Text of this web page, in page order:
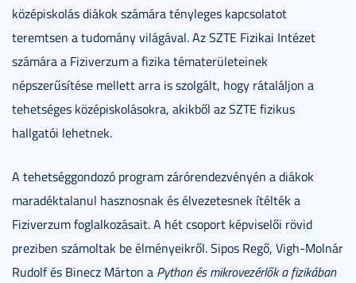
középiskolás diákok számára tényleges kapcsolatot
teremtsen a tudomány világával. Az SZTE Fizikai Intézet
számára a Fiziverzum a fizika tématerületeinek
népszerűsítése mellett arra is szolgált, hogy rátaláljon a
tehetséges középiskolásokra, akikből az SZTE fizikus
hallgatói lehetnek.
A tehetséggondozó program zárórendezvényén a diákok
maradéktalanul hasznosnak és élvezetesnek ítélték a
Fiziverzum foglalkozásait. A hét csoport képviselői rövid
preziben számoltak be élményeikről. Sipos Regő, Vigh-Molnár
Rudolf és Binecz Márton a Python és mikrovezérlők a fizikában